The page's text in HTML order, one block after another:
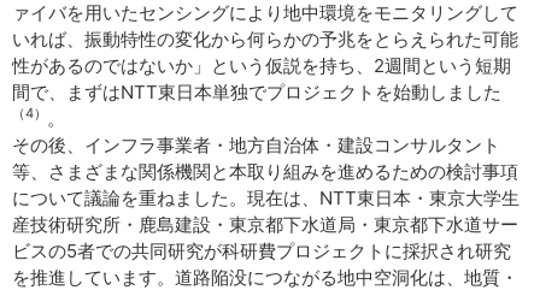
ァイバを用いたセンシングにより地中環境をモニタリングして
いれば、振動特性の変化から何らかの予兆をとらえられた可能
性があるのではないか」という仮説を持ち、2週間という短期
間で、まずはNTT東日本単独でプロジェクトを始動しました
（4） 。
その後、インフラ事業者・地方自治体・建設コンサルタント
等、さまざまな関係機関と本取り組みを進めるための検討事項
について議論を重ねました。現在は、NTT東日本・東京大学生
産技術研究所・鹿島建設・東京都下水道局・東京都下水道サー
ビスの5者での共同研究が科研費プロジェクトに採択され研究
を推進しています。道路陥没につながる地中空洞化は、地質・